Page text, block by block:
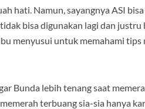
hati. Namun, sayangnya ASI
bisa digunakan lagi dan justru
menyusui untuk memahami tips
Bunda lebih tenang saat
terbuang sia-sia hanya